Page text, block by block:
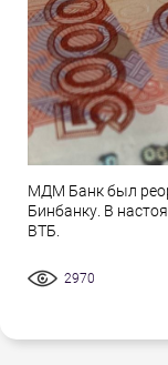
МДМ Банк был
Бинбанку. В
ВТБ.
2970